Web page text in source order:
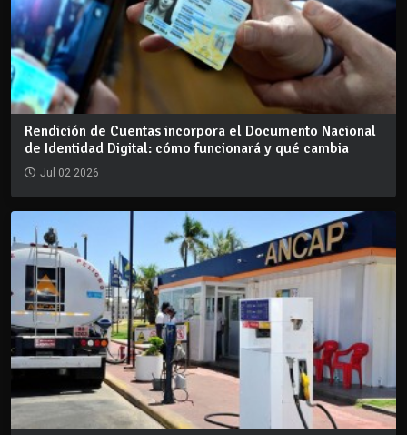
Rendición de Cuentas incorpora el Documento Nacional
de Identidad Digital: cómo funcionará y qué cambia
Jul 02 2026